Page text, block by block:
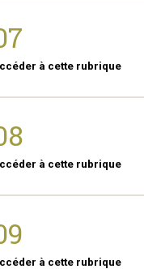
à cette rubrique
à cette rubrique
à cette rubrique